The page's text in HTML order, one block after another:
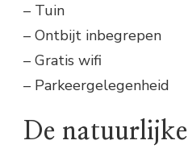
– Tuin
– Ontbijt inbegrepen
– Gratis wifi
– Parkeergelegenheid
De